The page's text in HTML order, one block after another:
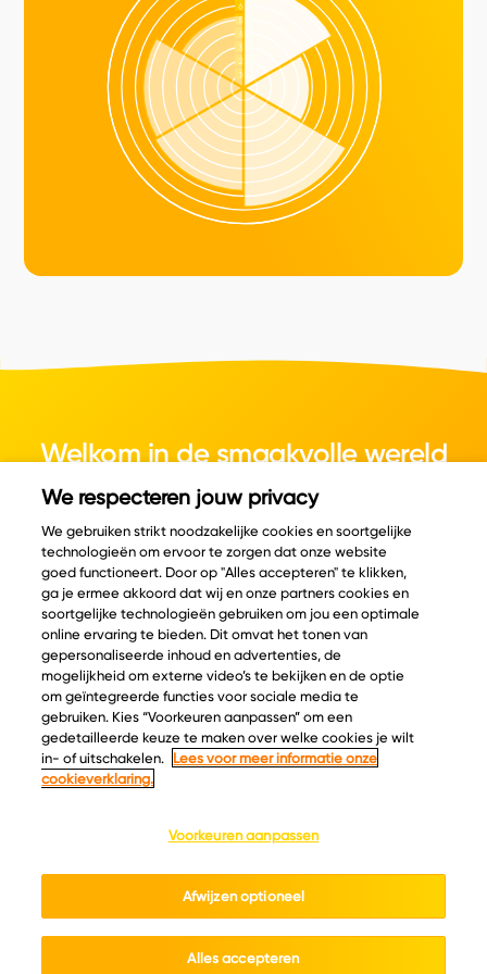
Welkom in de smaakvolle wereld
van kaas.
© Copyright 2026 Velder
Inspiratie
Kaascatalogus
Recepten
Kaasplankjes
Blog
Informatie
Over ons
Ontdek
Keurmerken
Algemene voorwaarden
We respecteren jouw privacy
We gebruiken strikt noodzakelijke cookies en soortgelijke
technologieën om ervoor te zorgen dat onze website
goed functioneert. Door op "Alles accepteren" te klikken,
ga je ermee akkoord dat wij en onze partners cookies en
soortgelijke technologieën gebruiken om jou een optimale
online ervaring te bieden. Dit omvat het tonen van
gepersonaliseerde inhoud en advertenties, de
mogelijkheid om externe video’s te bekijken en de optie
om geïntegreerde functies voor sociale media te
gebruiken. Kies “Voorkeuren aanpassen” om een
gedetailleerde keuze te maken over welke cookies je wilt
in- of uitschakelen.
Lees voor meer informatie onze
cookieverklaring.
Voorkeuren aanpassen
Afwijzen optioneel
Alles accepteren